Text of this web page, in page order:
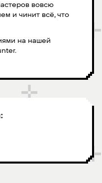
вовсю
и чинит всё, что
на нашей